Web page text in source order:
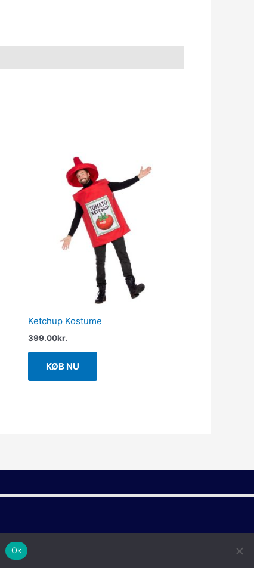
Ketchup Kostume
399.00kr.
KØB NU
Ok